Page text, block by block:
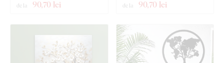
de la 90,70 lei de la 90,70 lei